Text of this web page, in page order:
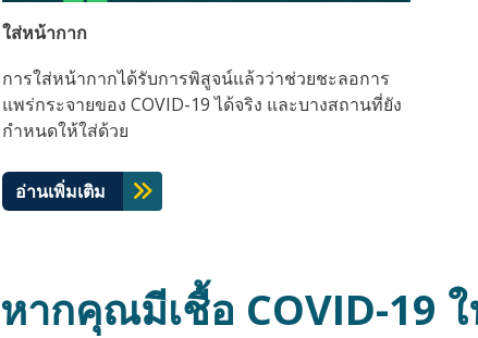
ใส่หน้ากาก
การใส่หน้ากากได้รับการพิสูจน์แล้วว่าช่วยชะลอการ
แพร่กระจายของ COVID-19 ได้จริง และบางสถานที่ยัง
กำหนดให้ใส่ด้วย
อ่านเพิ่มเติม
หากคุณมีเชื้อ COVID-19